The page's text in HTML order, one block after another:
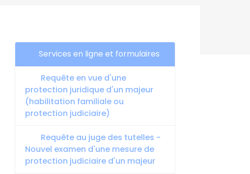
Services en ligne et formulaires
Requête en vue d'une
protection juridique d'un majeur
(habilitation familiale ou
protection judiciaire)
Requête au juge des tutelles -
Nouvel examen d'une mesure de
protection judiciaire d'un majeur